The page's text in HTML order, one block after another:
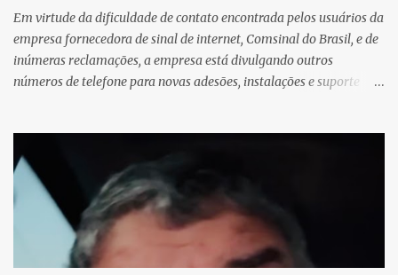
Em virtude da dificuldade de contato encontrada pelos usuários da
empresa fornecedora de sinal de internet, Comsinal do Brasil, e de
inúmeras reclamações, a empresa está divulgando outros
números de telefone para novas adesões, instalações e suporte